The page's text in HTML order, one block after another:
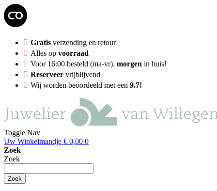
Gratis verzending en retour
Alles op voorraad
Voor 16:00 besteld (ma-vr), morgen in huis!
Reserveer vrijblijvend
Wij worden beoordeeld met een 9.7!
Toggle Nav
Uw Winkelmandje € 0,00 0
Zoek
Zoek
Zoek